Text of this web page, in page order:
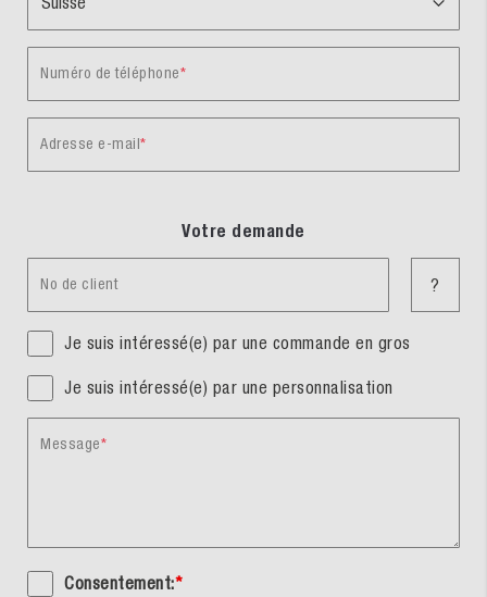
Numéro de téléphone
Adresse e-mail
Votre demande
No de client ?
Je suis intéressé(e) par une commande en gros
Je suis intéressé(e) par une personnalisation
Message
Consentement:*